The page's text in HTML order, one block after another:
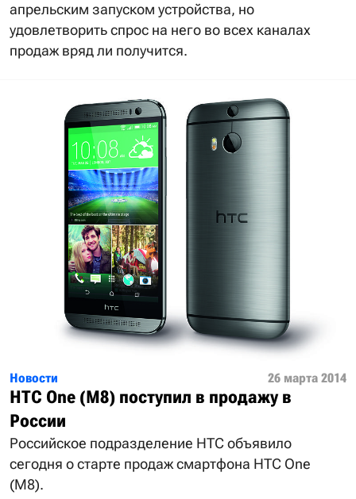
апрельским запуском устройства, но
удовлетворить спрос на него во всех каналах
продаж вряд ли получится.
Новости 26 марта 2014
HTC One (M8) поступил в продажу в
России
Российское подразделение HTC объявило
сегодня о старте продаж смартфона HTC One
(M8).